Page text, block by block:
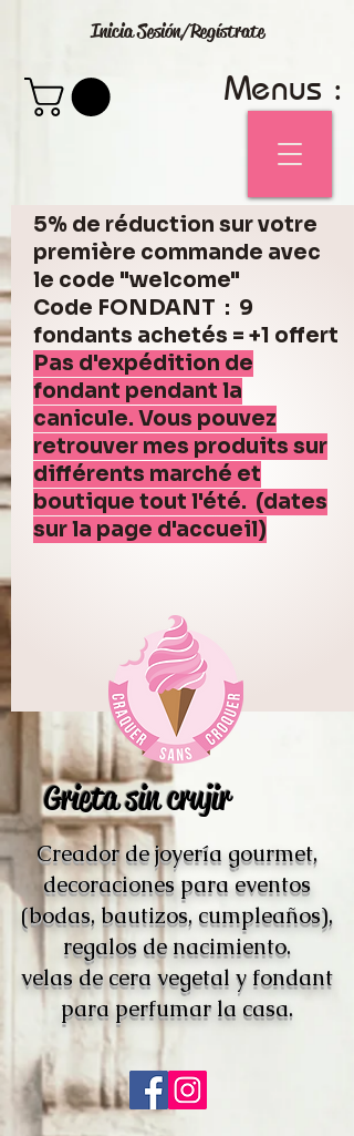
Inicia Sesión/Regístrate
Menus :
5% de réduction sur votre
première commande avec
le code "welcome"
Code FONDANT : 9
fondants achetés = +1 offert
Pas d'expédition de
fondant pendant la
canicule. Vous pouvez
retrouver mes produits sur
différents marché et
boutique tout l'été. (dates
sur la page d'accueil)
Grieta sin crujir
Creador de joyería gourmet,
decoraciones para eventos
(bodas, bautizos, cumpleaños),
regalos de nacimiento.
velas de cera vegetal y fondant
para perfumar la casa.